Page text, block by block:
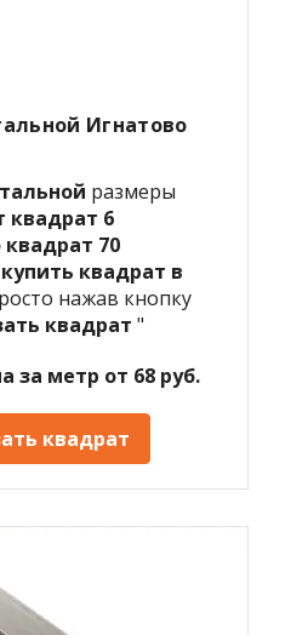
Игнатово
размеры
квадрат 6
квадрат 70
купить квадрат в
нажав кнопку
квадрат "
за метр от 68 руб.
квадрат